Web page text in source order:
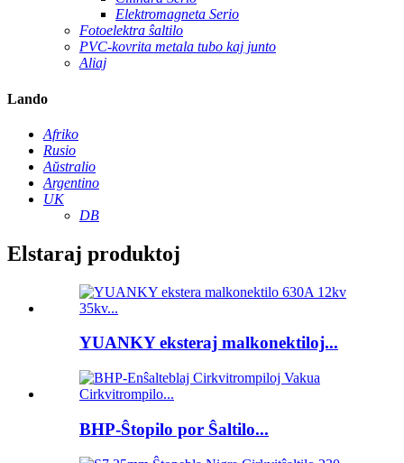
Elektromagneta Serio
Fotoelektra ŝaltilo
PVC-kovrita metala tubo kaj junto
Aliaj
Lando
Afriko
Rusio
Aŭstralio
Argentino
UK
DB
Elstaraj produktoj
YUANKY eksteraj malkonektiloj...
BHP-Ŝtopilo por Ŝaltilo...